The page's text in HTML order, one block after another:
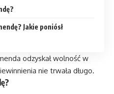
Jakie poniósł
odzyskał wolność w
nie trwała długo.